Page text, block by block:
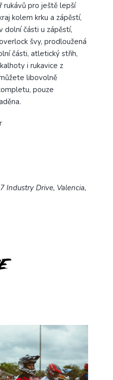
rukávů pro ještě lepší
kolem krku a zápěstí,
dolní části u zápěstí,
švy, prodloužená
části, atletický střih,
i rukavice z
libovolně
pouze
Industry Drive, Valencia,